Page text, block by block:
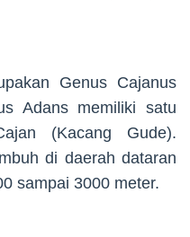
Genus Cajanus
Adans memiliki satu
(Kacang Gude).
di daerah dataran
sampai 3000 meter.